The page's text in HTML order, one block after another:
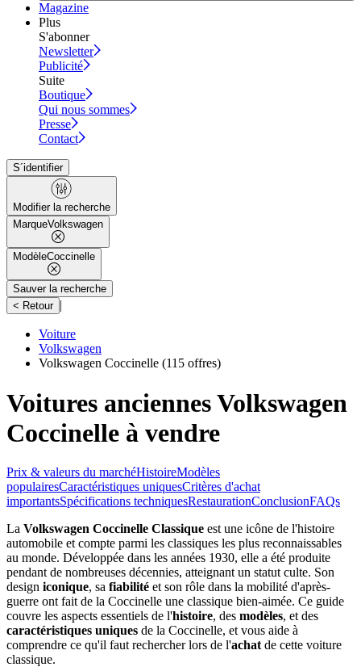
Magazine
Plus
S'abonner
Newsletter
Publicité
Suite
Boutique
Qui nous sommes
Presse
Contact
S´identifier
Modifier la recherche
MarqueVolkswagen
ModèleCoccinelle
Sauver la recherche
< Retour |
Voiture
Volkswagen
Volkswagen Coccinelle (115 offres)
Voitures anciennes Volkswagen
Coccinelle à vendre
Prix & valeurs du marchéHistoireModèles
populairesCaractéristiques uniquesCritères d'achat
importantsSpécifications techniquesRestaurationConclusionFAQs
La Volkswagen Coccinelle Classique est une icône de l'histoire
automobile et compte parmi les classiques les plus reconnaissables
au monde. Développée dans les années 1930, elle a été produite
pendant de nombreuses décennies, atteignant un statut culte. Son
design iconique, sa fiabilité et son rôle dans la mobilité d'après-
guerre ont fait de la Coccinelle une classique bien-aimée. Ce guide
couvre les aspects essentiels de l'histoire, des modèles, et des
caractéristiques uniques de la Coccinelle, et vous aide à
comprendre ce qu'il faut rechercher lors de l'achat de cette voiture
classique.